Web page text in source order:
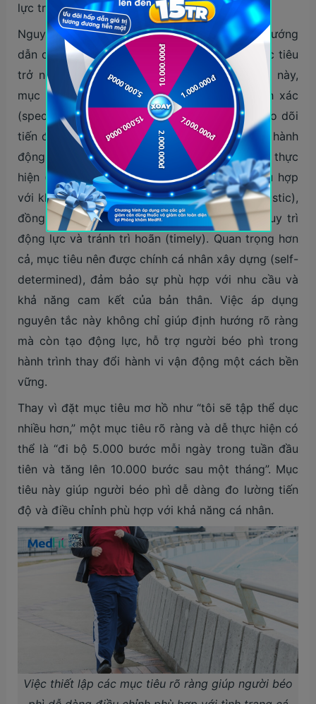
lực trong thời gian dài.
Nguyên tắc SMARTS có thể được dùng để hướng
dẫn quá trình này một cách hiệu quả, giúp mục tiêu
trở nên rõ ràng và khả thi. Theo nguyên tắc này,
mục tiêu cần được xác định cụ thể và chính xác
(specific), có khả năng đo lường được để theo dõi
tiến độ (measurable) và tập trung vào kêu gọi hành
động thực tế, chỉ ra rõ ràng những việc cần thực
hiện (action-oriented). Mục tiêu cũng cần phù hợp
với khả năng thực tế để có thể đạt được (realistic),
đồng thời có thời hạn cụ thể và hợp lý để duy trì
động lực và tránh trì hoãn (timely). Quan trọng hơn
cả, mục tiêu nên được chính cá nhân xây dựng (self-
determined), đảm bảo sự phù hợp với nhu cầu và
khả năng cam kết của bản thân. Việc áp dụng
nguyên tắc này không chỉ giúp định hướng rõ ràng
mà còn tạo động lực, hỗ trợ người béo phì trong
hành trình thay đổi hành vi vận động một cách bền
vững.
Thay vì đặt mục tiêu mơ hồ như “tôi sẽ tập thể dục
nhiều hơn,” một mục tiêu rõ ràng và dễ thực hiện có
thể là “đi bộ 5.000 bước mỗi ngày trong tuần đầu
tiên và tăng lên 10.000 bước sau một tháng”. Mục
tiêu này giúp người béo phì dễ dàng đo lường tiến
độ và điều chỉnh phù hợp với khả năng cá nhân.
Việc thiết lập các mục tiêu rõ ràng giúp người béo